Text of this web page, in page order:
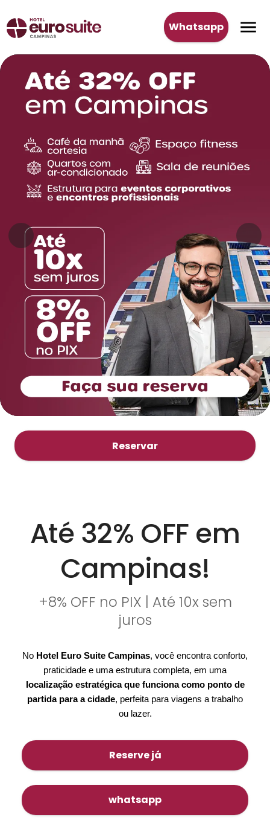
Whatsapp
Reservar
Até 32% OFF em
Campinas!
+8% OFF no PIX | Até 10x sem
juros
No Hotel Euro Suite Campinas, você encontra conforto,
praticidade e uma estrutura completa, em uma
localização estratégica que funciona como ponto de
partida para a cidade, perfeita para viagens a trabalho
ou lazer.
Reserve já
whatsapp